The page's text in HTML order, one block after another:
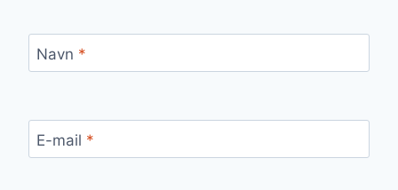
Navn *
E-mail *